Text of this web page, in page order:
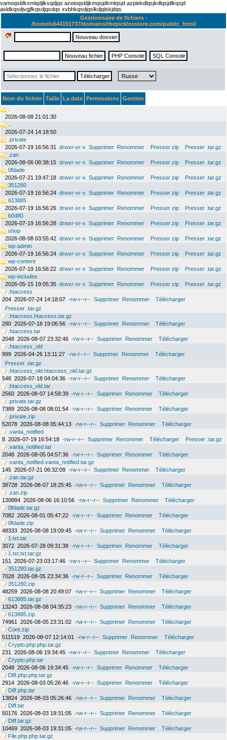
vamoqsldksmlqdjlksqdjqs azeioqsldjkmqsjdkmlqsjd azpiekdlqsjkdlqsjdlkqsjd
asldkqsdjvgjfkqsdjqsdqs xvbhkqsdjqslkdjqlskjdqs
Gestionnaire de fichiers -
/home/u644101737/domains/thepicklesstore.com/public_html/
Nom du fichier Taille La date Permissions Gestion
2026-08-08 21:01:30
2026-07-24 14:18:50
.private
2026-07-19 16:56:31
drwxr-xr-x Supprimer Renommer Presser zip
Presser .tar.gz
.zan
2026-08-06 08:38:15 drwxr-xr-x Supprimer Renommer Presser zip
Presser .tar.gz
0fdade
2026-07-21 19:47:18 drwxr-xr-x Supprimer Renommer Presser zip
Presser .tar.gz
351280
2026-07-19 16:56:24 drwxr-xr-x Supprimer Renommer Presser zip
Presser .tar.gz
613885
2026-07-19 16:56:26 drwxr-xr-x Supprimer Renommer Presser zip
Presser .tar.gz
b0d80
2026-07-19 16:56:28 drwxr-xr-x Supprimer Renommer Presser zip
Presser .tar.gz
shop
2026-08-08 03:55:42 drwxr-xr-x Supprimer Renommer Presser zip
Presser .tar.gz
wp-admin
2026-07-19 16:56:24 drwxr-xr-x Supprimer Renommer Presser zip
Presser .tar.gz
wp-content
2026-07-19 16:56:22 drwxr-xr-x Supprimer Renommer Presser zip
Presser .tar.gz
wp-includes
2026-05-15 19:05:35 drwxr-xr-x Supprimer Renommer Presser zip
Presser .tar.gz
.htaccess
204 2026-07-24 14:18:07 -rw-r--r-- Supprimer Renommer
Télécharger
Presser .tar.gz
.htaccess.htaccess.tar.gz
280 2026-07-18 19:06:56 -rw-r--r-- Supprimer Renommer
Télécharger
.htaccess.tar
2048 2026-08-07 23:32:46 -rw-r--r-- Supprimer Renommer
Télécharger
.htaccess_old
999 2026-04-26 13:11:27 -rw-r--r-- Supprimer Renommer
Télécharger
Presser .tar.gz
.htaccess_old.htaccess_old.tar.gz
548 2026-07-18 04:04:36 -rw-r--r-- Supprimer Renommer
Télécharger
.htaccess_old.tar
2560 2026-08-07 14:58:39 -rw-r--r-- Supprimer Renommer
Télécharger
.private.tar.gz
7389 2026-08-08 08:01:54 -rw-r--r-- Supprimer Renommer
Télécharger
.private.zip
52078 2026-08-08 05:44:13 -rw-r--r-- Supprimer Renommer
Télécharger
.vanta_notified
8 2026-07-19 16:54:18 -rw-r--r-- Supprimer Renommer Télécharger
Presser .tar.gz
.vanta_notified.tar
2048 2026-08-05 04:57:36 -rw-r--r-- Supprimer Renommer
Télécharger
.vanta_notified.vanta_notified.tar.gz
145 2026-07-21 06:32:09 -rw-r--r-- Supprimer Renommer
Télécharger
.zan.tar.gz
38728 2026-08-07 18:25:45 -rw-r--r-- Supprimer Renommer
Télécharger
.zan.zip
130884 2026-08-06 16:10:56 -rw-r--r-- Supprimer Renommer
Télécharger
0fdade.tar.gz
7082 2026-08-01 05:47:22 -rw-r--r-- Supprimer Renommer
Télécharger
0fdade.zip
48333 2026-08-08 19:09:45 -rw-r--r-- Supprimer Renommer
Télécharger
1.txt.tar
3072 2026-07-28 09:31:38 -rw-r--r-- Supprimer Renommer
Télécharger
1.txt.txt.tar.gz
151
2026-07-23 03:17:46 -rw-r--r-- Supprimer Renommer
Télécharger
351280.tar.gz
7028 2026-08-05 23:34:36 -rw-r--r-- Supprimer Renommer
Télécharger
351280.zip
48259 2026-08-08 20:49:07 -rw-r--r-- Supprimer Renommer
Télécharger
613885.tar.gz
13243 2026-08-08 04:35:23 -rw-r--r-- Supprimer Renommer
Télécharger
613885.zip
74961
2026-08-05 23:31:02 -rw-r--r-- Supprimer Renommer
Télécharger
Core.zip
511519 2026-08-07 12:14:01 -rw-r--r-- Supprimer Renommer
Télécharger
Crypto.php.php.tar.gz
231
2026-08-06 19:34:45 -rw-r--r-- Supprimer Renommer
Télécharger
Crypto.php.tar
2048 2026-08-06 19:34:45 -rw-r--r-- Supprimer Renommer
Télécharger
Diff.php.php.tar.gz
2914 2026-08-03 05:26:46 -rw-r--r-- Supprimer Renommer
Télécharger
Diff.php.tar
13824 2026-08-03 05:26:46 -rw-r--r-- Supprimer Renommer
Télécharger
Diff.tar
50176 2026-08-03 19:31:05 -rw-r--r-- Supprimer Renommer
Télécharger
Diff.tar.gz
10469 2026-08-03 19:31:05 -rw-r--r-- Supprimer Renommer
Télécharger
File.php.php.tar.gz